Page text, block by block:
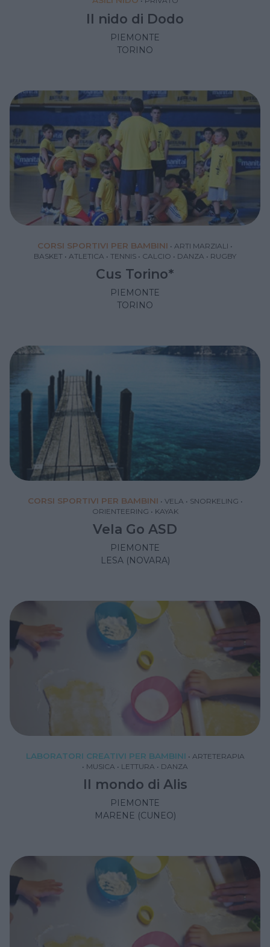
Il nido di Dodo
PIEMONTE
TORINO
CORSI SPORTIVI PER BAMBINI • ARTI MARZIALI •
BASKET • ATLETICA • TENNIS • CALCIO • DANZA • RUGBY
Cus Torino*
PIEMONTE
TORINO
CORSI SPORTIVI PER BAMBINI • VELA • SNORKELING •
ORIENTEERING • KAYAK
Vela Go ASD
PIEMONTE
LESA (NOVARA)
LABORATORI CREATIVI PER BAMBINI • ARTETERAPIA
• MUSICA • LETTURA • DANZA
Il mondo di Alis
PIEMONTE
MARENE (CUNEO)